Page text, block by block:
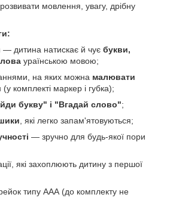
мовлення, увагу, дрібну
— дитина натискає й чує букви,
ураїнською мовою;
на яких можна малювати
(у комплекті маркер і губка);
букву" і "Вгадай слово";
, які легко запам'ятовуються;
— зручно для будь-якої пори
які захоплюють дитину з першої
типу AAА (до комплекту не